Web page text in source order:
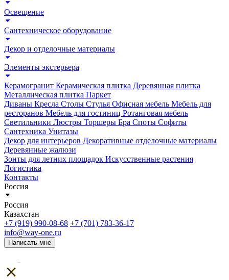
Освещение
Сантехническое оборудование
Декор и отделочные материалы
Элементы экстерьера
Керамогранит Керамическая плитка Деревянная плитка
Металлическая плитка Паркет
Диваны Кресла Столы Стулья Офисная мебель Мебель для
ресторанов Мебель для гостиниц Ротанговая мебель
Светильники Люстры Торшеры Бра Споты Софиты
Сантехника Унитазы
Декор для интерьеров Декоративные отделочные материалы
Деревянные жалюзи
Зонты для летних площадок Искусственные растения
Логистика
Контакты
Россия
Россия
Казахстан
+7 (919) 990-08-68 +7 (701) 783-36-17
info@way-one.ru
Написать мне